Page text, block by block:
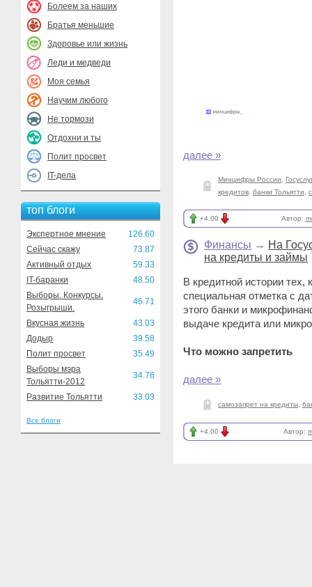
Болеем за наших
Братья меньшие
Здоровье или жизнь
Леди и медведи
Моя семья
Научим любого
Не тормози
Отдохни и ты
Полит просвет
IT-дела
топ блоги
Экспертное мнение
126.60
Сейчас скажу
73.87
Активный отдых
59.33
IT-баранки
48.50
Выборы. Конкурсы.
Розыгрыши.
46.71
Вкусная жизнь
43.03
Додыр
39.58
Полит просвет
35.49
Выборы мэра
Тольятти-2012
34.76
Развитие Тольятти 33.03
Все блоги
далее »
Минцифры России
кредитов банки Тольятти
+4.00 Автор:
Финансы → На
на кредиты и займы
В кредитной истории тех,
специальная отметка с
этого банки и
выдаче кредита или
Что можно запретить
далее »
самозапрет на кредиты
+4.00 Автор: